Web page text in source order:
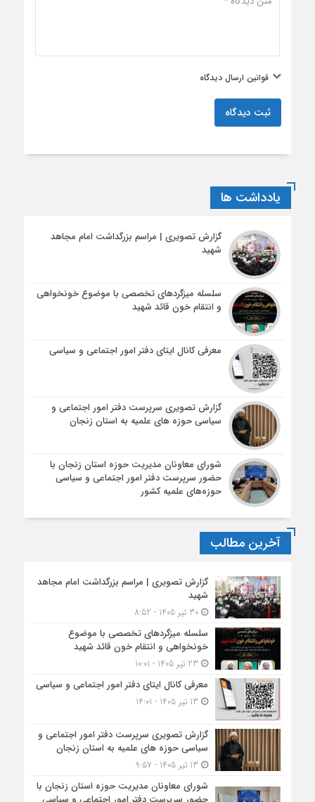
قوانین ارسال دیدگاه
ثبت دیدگاه
یادداشت ها
گزارش تصویری | مراسم بزرگداشت امام مجاهد
شهید
سلسله میزگردهای تخصصی با موضوع خونخواهی
و انتقام خون قائد شهید
معرفی کانال ایتای دفتر امور اجتماعی و سیاسی
گزارش تصویری سرپرست دفتر امور اجتماعی و
سیاسی حوزه های علمیه به استان زنجان
شورای معاونان مدیریت حوزه استان زنجان با
حضور سرپرست دفتر امور اجتماعی و سیاسی
حوزه‌های علمیه کشور
آخرین مطالب
گزارش تصویری | مراسم بزرگداشت امام مجاهد
شهید
30 تیر 1405 - 8:52
سلسله میزگردهای تخصصی با موضوع
خونخواهی و انتقام خون قائد شهید
معرفی کانال ایتای دفتر امور اجتماعی و سیاسی
گزارش تصویری سرپرست دفتر امور اجتماعی و
سیاسی حوزه های علمیه به استان زنجان
شورای معاونان مدیریت حوزه استان زنجان با